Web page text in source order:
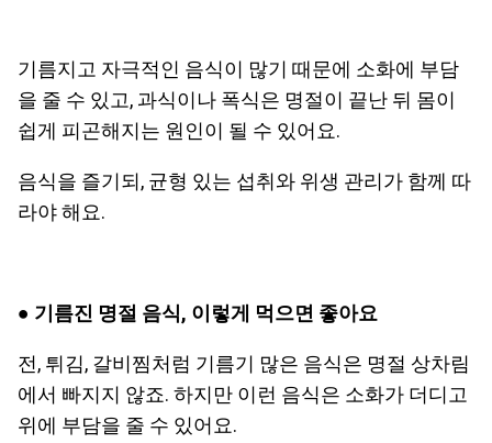
기름지고 자극적인 음식이 많기 때문에 소화에 부담
을 줄 수 있고, 과식이나 폭식은 명절이 끝난 뒤 몸이
쉽게 피곤해지는 원인이 될 수 있어요.
음식을 즐기되, 균형 있는 섭취와 위생 관리가 함께 따
라야 해요.
● 기름진 명절 음식, 이렇게 먹으면 좋아요
전, 튀김, 갈비찜처럼 기름기 많은 음식은 명절 상차림
에서 빠지지 않죠. 하지만 이런 음식은 소화가 더디고
위에 부담을 줄 수 있어요.